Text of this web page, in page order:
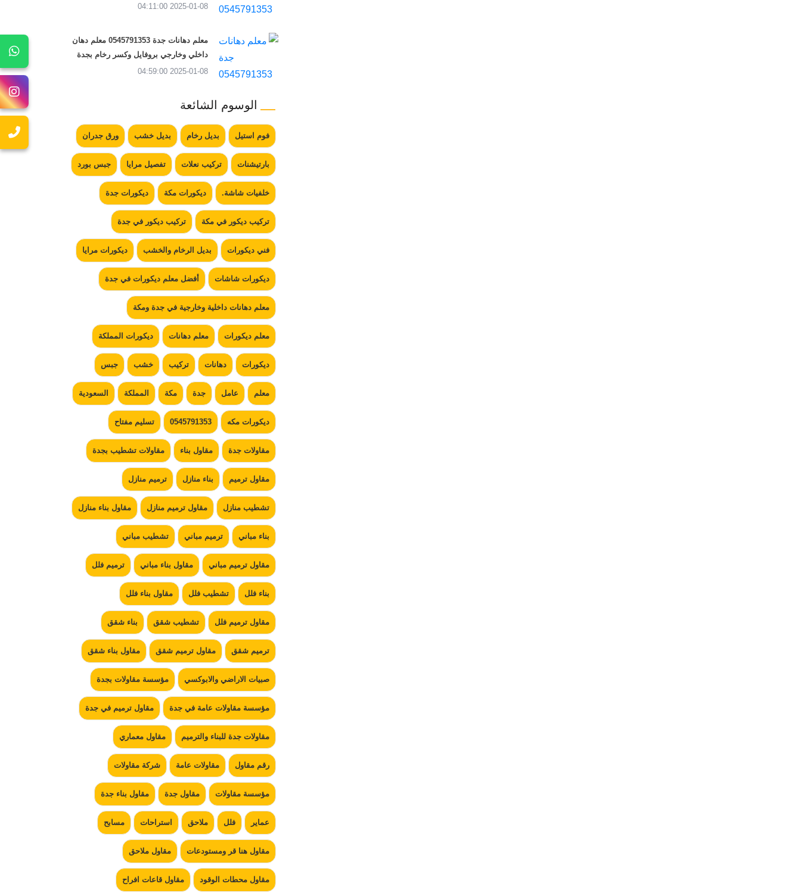
2025-01-08 04:11:00
معلم دهانات جدة 0545791353 معلم دهان
داخلي وخارجي بروفايل وكسر رخام بجدة
2025-01-08 04:59:00
الوسوم الشائعة
فوم استيل بديل رخام بديل خشب ورق جدران
بارتيشنات تركيب نعلات تفصيل مرايا جبس بورد
خلفيات شاشة. ديكورات مكة ديكورات جدة
تركيب ديكور في مكة تركيب ديكور في جدة
فني ديكورات بديل الرخام والخشب ديكورات مرايا
ديكورات شاشات أفضل معلم ديكورات في جدة
معلم دهانات داخلية وخارجية في جدة ومكة
معلم ديكورات معلم دهانات ديكورات المملكة
ديكورات دهانات تركيب خشب جبس
معلم عامل جدة مكة المملكة السعودية
ديكورات مكه 0545791353 تسليم مفتاح
مقاولات جدة مقاول بناء مقاولات تشطيب بجدة
مقاول ترميم بناء منازل ترميم منازل
تشطيب منازل مقاول ترميم منازل مقاول بناء منازل
بناء مباني ترميم مباني تشطيب مباني
مقاول ترميم مباني مقاول بناء مباني ترميم فلل
بناء فلل تشطيب فلل مقاول بناء فلل
مقاول ترميم فلل تشطيب شقق بناء شقق
ترميم شقق مقاول ترميم شقق مقاول بناء شقق
صبيات الاراضي والابوكسي مؤسسة مقاولات بجدة
مؤسسة مقاولات عامة في جدة مقاول ترميم في جدة
مقاولات جدة للبناء والترميم مقاول معماري
رقم مقاول مقاولات عامة شركة مقاولات
مؤسسة مقاولات مقاول جدة مقاول بناء جدة
عماير فلل ملاحق استراحات مسابح
مقاول هنا قر ومستودعات مقاول ملاحق
مقاول محطات الوقود مقاول قاعات افراح